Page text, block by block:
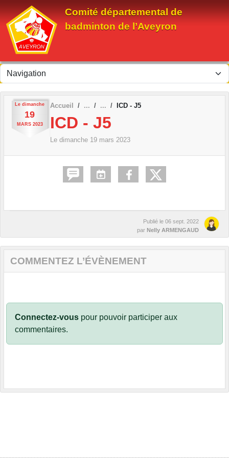
Comité départemental de
badminton de l’Aveyron
Le dimanche
19
MARS 2023
Accueil ICD - J5
ICD - J5
Le dimanche 19 mars 2023
Publié le 06 sept. 2022
par Nelly ARMENGAUD
COMMENTEZ L’ÉVÈNEMENT
Connectez-vous pour pouvoir participer aux
commentaires.
Panneau de gestion des cookies